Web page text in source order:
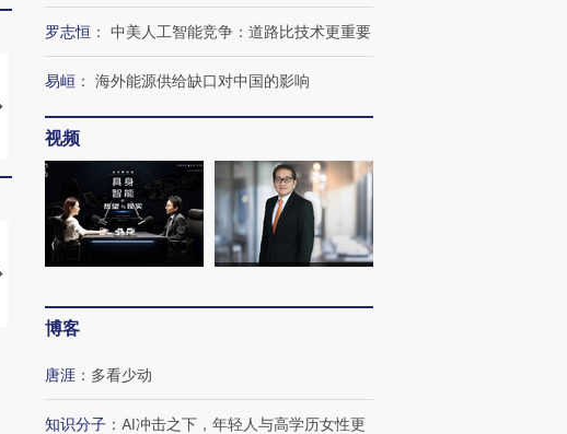
视线｜HYROX的吸金
术：是什么让中产们甘
心“花钱找虐”？
【推广】走进第四届链博
罗志恒 ： 中美人工智能竞争：道路比技术更重要
易峘 ： 海外能源供给缺口对中国的影响
视频
博客
唐涯 ： 多看少动
知识分子 ： AI冲击之下，年轻人与高学历女性更